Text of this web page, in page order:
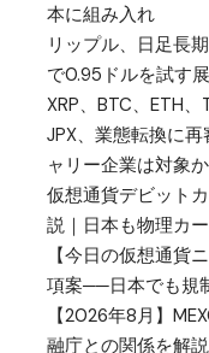
本に組み入れ
リップル、日足長
で0.95ドルを試す
XRP、BTC、ETH、
JPX、業態転換に
ャリー企業は対象か
仮想通貨デビット
説｜日本も物理カ
【今日の仮想通貨
項案──日本でも規
【2026年8月】
融庁との関係を解説